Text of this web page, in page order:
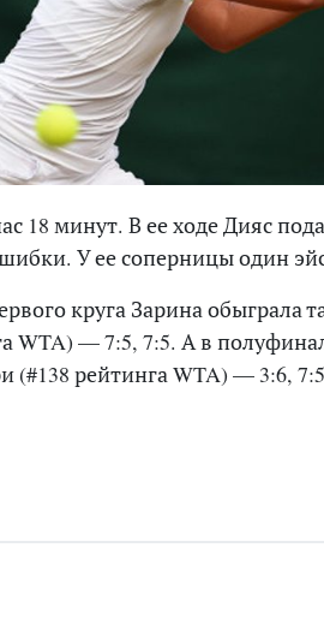
18 минут. В ее ходе Дияс
У ее соперницы один
круга Зарина обыграла
WTA) — 7:5, 7:5. А в
рейтинга WTA) — 3:6,